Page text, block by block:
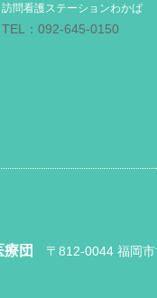
訪問看護ステーションわかば
TEL：092-645-0150
団 〒812-0044 福岡